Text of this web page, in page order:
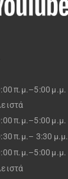
π.μ.–5:00 μ.μ.
π.μ.–5:00 μ.μ.
π.μ.– 3:30 μ.μ.
π.μ.–5:00 μ.μ.